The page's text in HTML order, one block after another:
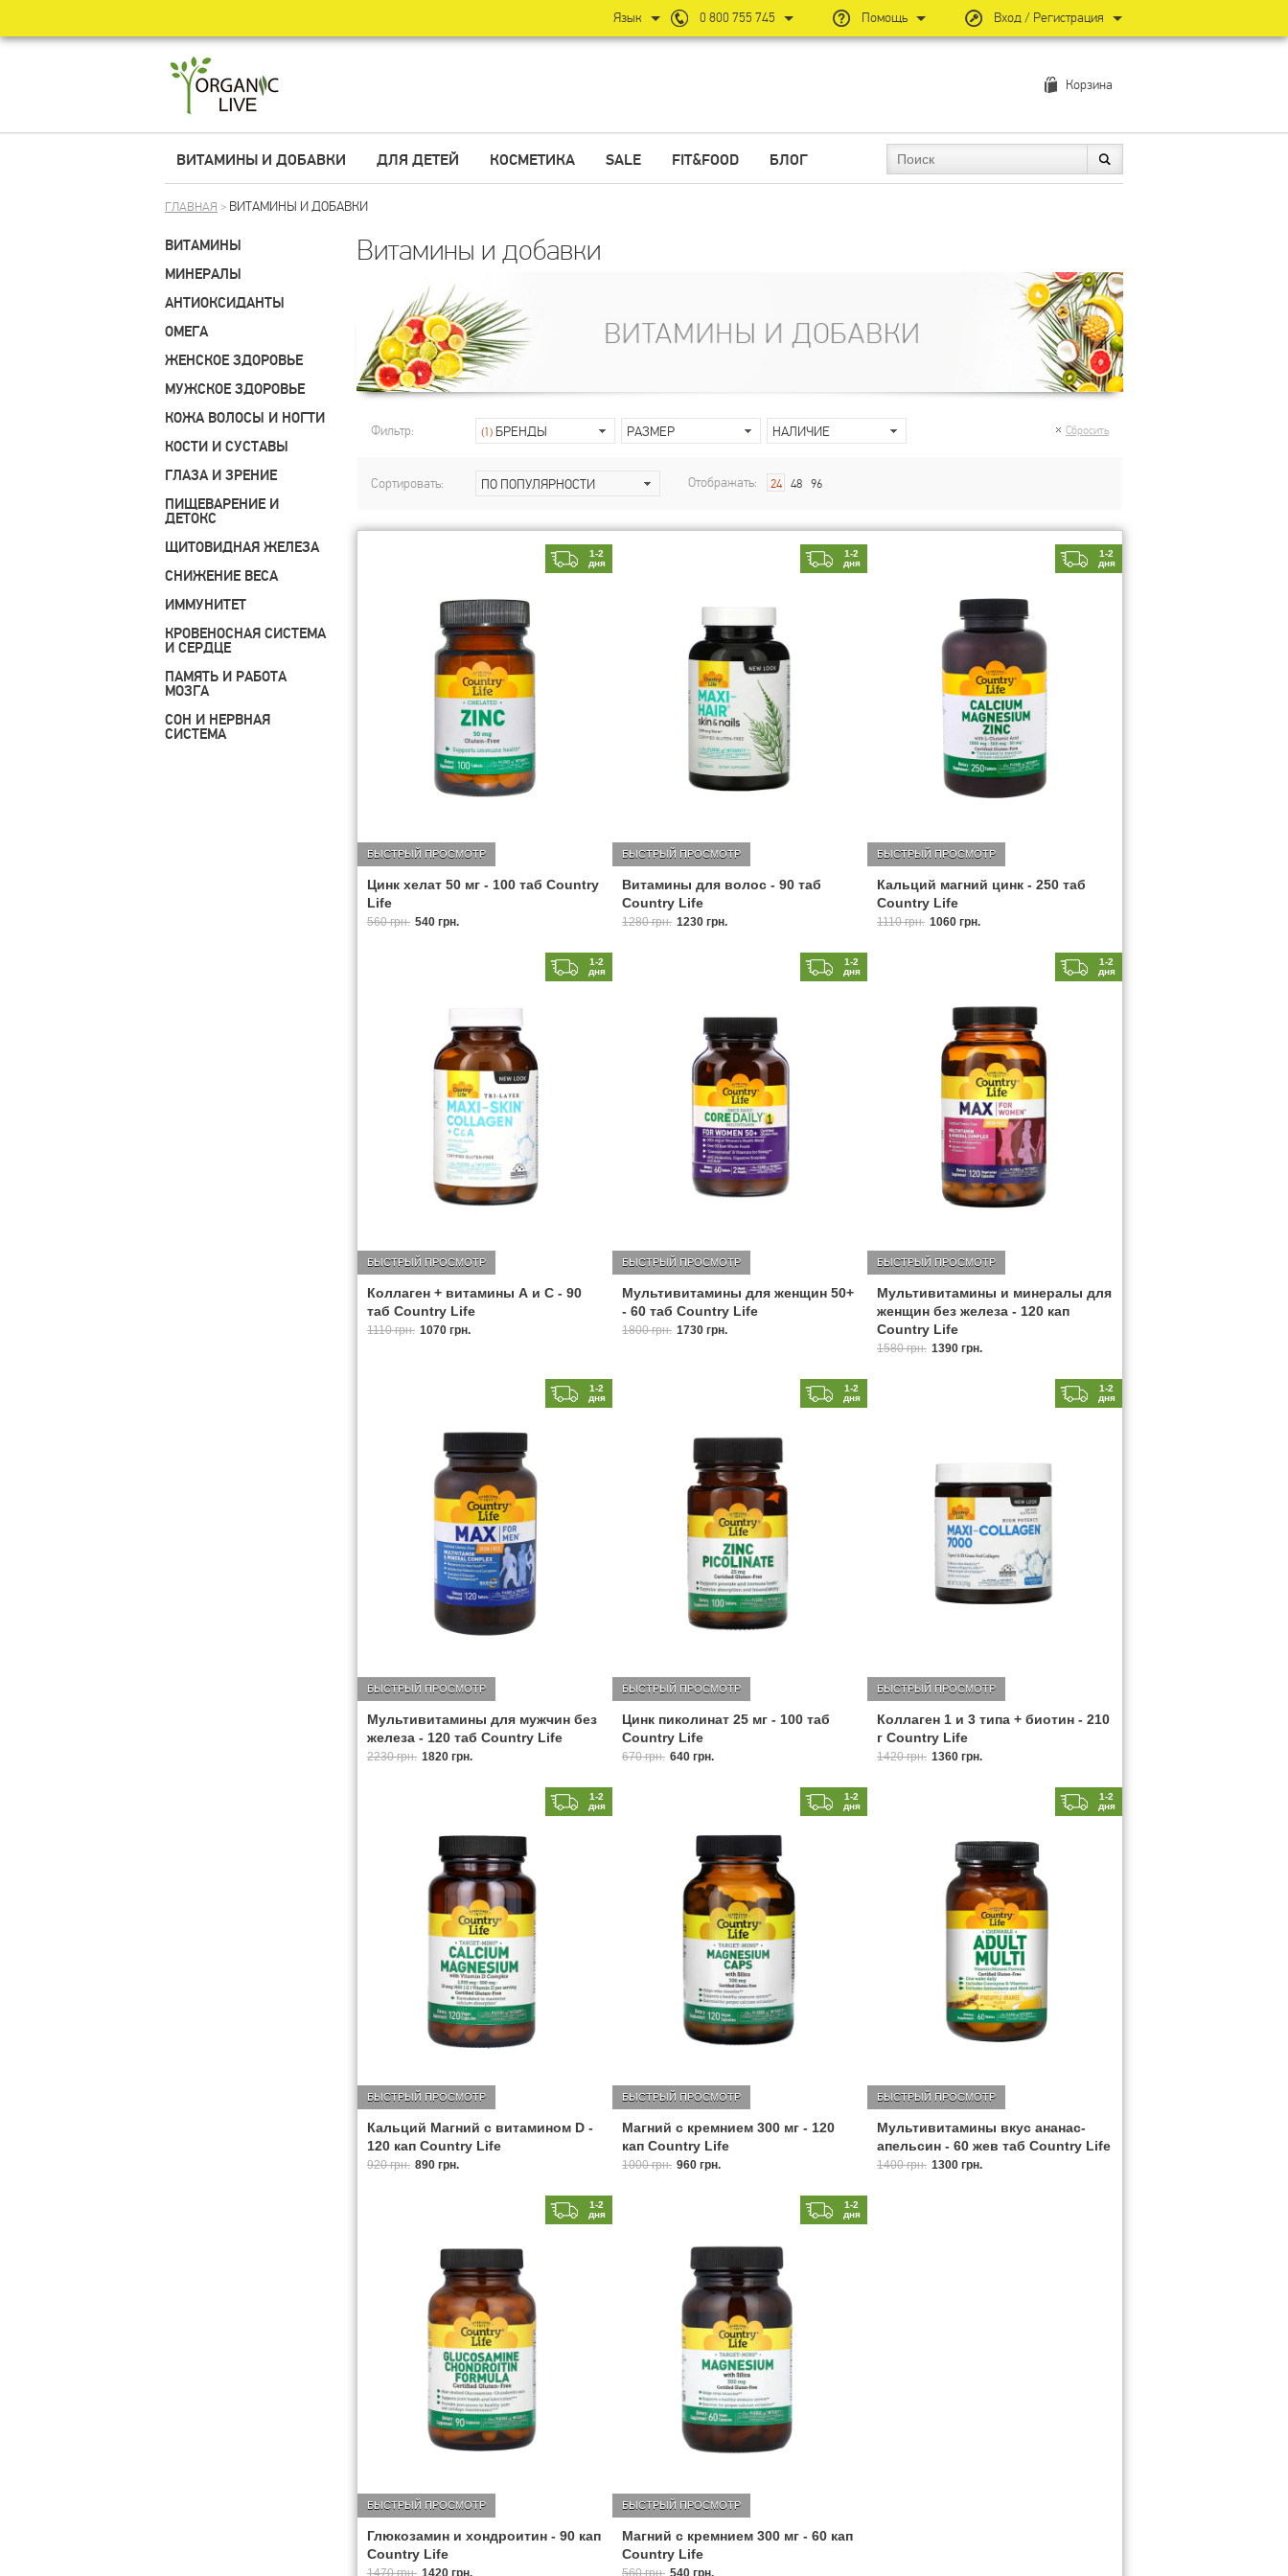
Корзина
ВИТАМИНЫ И ДОБАВКИ ДЛЯ ДЕТЕЙ КОСМЕТИКА SALE FIT&FOOD БЛОГ
ГЛАВНАЯ > ВИТАМИНЫ И ДОБАВКИ
ВИТАМИНЫ
МИНЕРАЛЫ
АНТИОКСИДАНТЫ
ОМЕГА
ЖЕНСКОЕ ЗДОРОВЬЕ
МУЖСКОЕ ЗДОРОВЬЕ
КОЖА ВОЛОСЫ И НОГТИ
КОСТИ И СУСТАВЫ
ГЛАЗА И ЗРЕНИЕ
ПИЩЕВАРЕНИЕ И
ДЕТОКС
ЩИТОВИДНАЯ ЖЕЛЕЗА
СНИЖЕНИЕ ВЕСА
ИММУНИТЕТ
КРОВЕНОСНАЯ СИСТЕМА
И СЕРДЦЕ
ПАМЯТЬ И РАБОТА
МОЗГА
СОН И НЕРВНАЯ
СИСТЕМА
Витамины и добавки
Фильтр: (1) БРЕНДЫ РАЗМЕР НАЛИЧИЕ Сбросить
Сортировать: ПО ПОПУЛЯРНОСТИ Отображать: 24 48 96
1-2
дня
Цинк хелат 50 мг - 100 таб Country
Life
БЫСТРЫЙ ПРОСМОТР
560 грн. 540 грн.
1-2
дня
Витамины для волос - 90 таб
Country Life
БЫСТРЫЙ ПРОСМОТР
1280 грн. 1230 грн.
1-2
дня
Кальций магний цинк - 250 таб
Country Life
БЫСТРЫЙ ПРОСМОТР
1110 грн. 1060 грн.
1-2
дня
Коллаген + витамины А и С - 90
таб Country Life
БЫСТРЫЙ ПРОСМОТР
1110 грн. 1070 грн.
1-2
дня
Мультивитамины для женщин 50+
- 60 таб Country Life
БЫСТРЫЙ ПРОСМОТР
1800 грн. 1730 грн.
1-2
дня
Мультивитамины и минералы для
женщин без железа - 120 кап
Country Life
БЫСТРЫЙ ПРОСМОТР
1580 грн. 1390 грн.
1-2
дня
Мультивитамины для мужчин без
железа - 120 таб Country Life
БЫСТРЫЙ ПРОСМОТР
2230 грн. 1820 грн.
1-2
дня
Цинк пиколинат 25 мг - 100 таб
Country Life
БЫСТРЫЙ ПРОСМОТР
670 грн. 640 грн.
1-2
дня
Коллаген 1 и 3 типа + биотин - 210
г Country Life
БЫСТРЫЙ ПРОСМОТР
1420 грн. 1360 грн.
1-2
дня
Кальций Магний с витамином D -
120 кап Country Life
БЫСТРЫЙ ПРОСМОТР
920 грн. 890 грн.
1-2
дня
Магний с кремнием 300 мг - 120
кап Country Life
БЫСТРЫЙ ПРОСМОТР
1000 грн. 960 грн.
1-2
дня
Мультивитамины вкус ананас-
апельсин - 60 жев таб Country Life
БЫСТРЫЙ ПРОСМОТР
1400 грн. 1300 грн.
1-2
дня
Глюкозамин и хондроитин - 90 кап
Country Life
БЫСТРЫЙ ПРОСМОТР
1-2
дня
Магний с кремнием 300 мг - 60 кап
Country Life
БЫСТРЫЙ ПРОСМОТР
Вход / Регистрация
Помощь
0 800 755 745
Язык